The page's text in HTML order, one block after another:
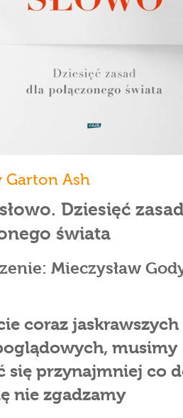
Ash
Dziesięć
świata
Mieczysław
coraz
musimy
się przynajmniej co
nie zgadzamy